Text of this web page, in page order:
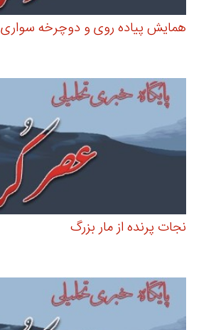
همایش پیاده روی و دوچرخه سواری
نجات پرنده از مار بزرگ